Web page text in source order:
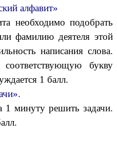
алфавит»
необходимо подобрать
фамилию деятеля этой
написания слова.
букву
1 балл.
1 минуту решить задачи.